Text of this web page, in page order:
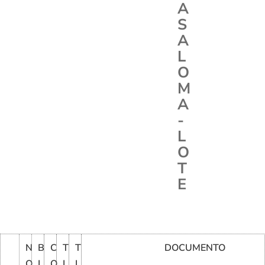
A
S
A
L
O
M
A
-
L
O
T
E
N B C T T
DOCUMENTO